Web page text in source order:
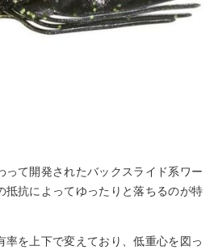
って開発されたバックスライド系ワー
抵抗によってゆったりと落ちるのが特
率を上下で変えており、低重心を図っ